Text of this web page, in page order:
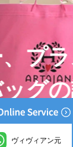
ヴィヴィアン元